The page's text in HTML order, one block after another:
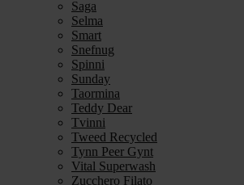
Saga
Selma
Smart
Snefnug
Spinni
Sunday
Taormina
Teddy Dear
Tvinni
Tweed Recycled
Tynn Peer Gynt
Vital Superwash
Zucchero Filato